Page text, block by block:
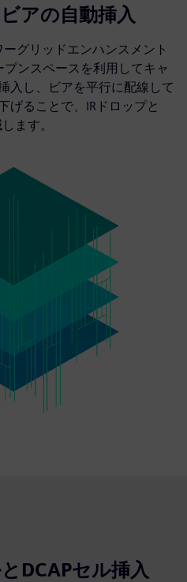
アの自動挿入
ーグリッドエンハンスメント
プンスペースを利用してキャ
入し、ビアを平行に配線して
げることで、IRドロップと
ます。
DCAPセル挿入